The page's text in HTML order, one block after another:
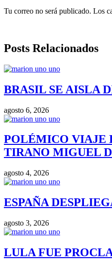
Tu correo no será publicado. Los
Posts Relacionados
BRASIL SE AISLA
agosto 6, 2026
POLÉMICO VIAJE
TIRANO MIGUEL
agosto 4, 2026
ESPAÑA
agosto 3, 2026
LULA FUE